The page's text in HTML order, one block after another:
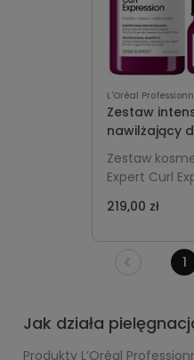
L'Oréal
Zestaw
nawilżający
kręconych i
kremowy
L'Oréal Serie
Expression
Zestaw
Expert Curl
pielęgnacji
kremowego
intensywnie
delikatnie
219,00 zł
1
Jak działa
Produkty L’Oréal